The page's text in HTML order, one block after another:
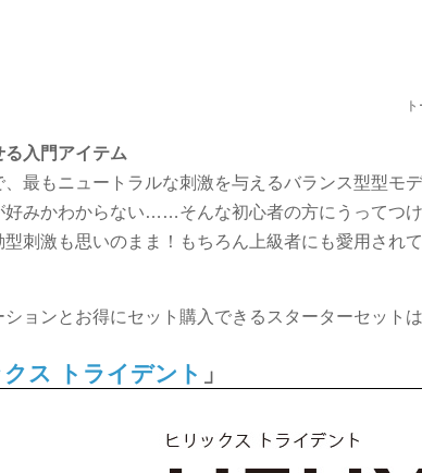
入門アイテム
、最もニュートラルな刺激を与えるバランス型型モデ
好みかわからない……そんな初心者の方にうってつけ
刺激も思いのまま！もちろん上級者にも愛用されて
ョンとお得にセット購入できるスターターセットは
クス トライデント 」